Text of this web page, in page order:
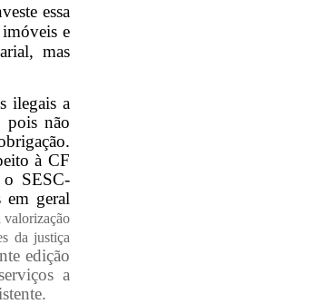
essa
e
mas
ilegais a
pois não
à CF
o SESC-
em geral
valorização
da justiça
edição
a